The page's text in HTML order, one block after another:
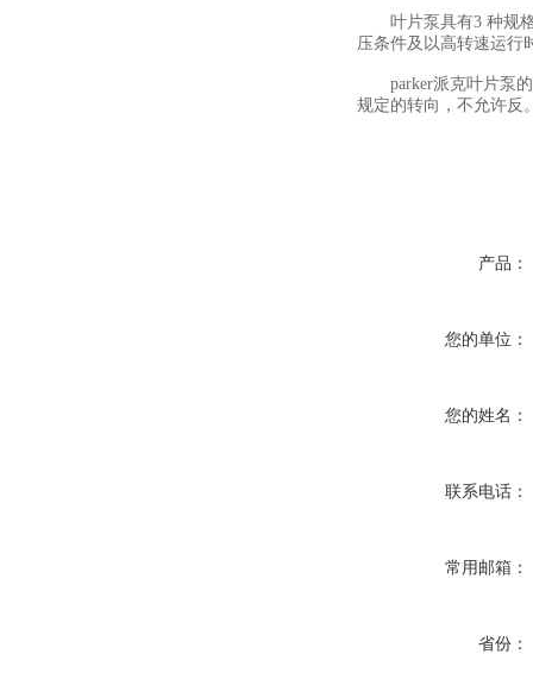
叶片泵具有3 种规格
压条件及以高转速运行
parker派克叶片泵的
规定的转向，不允许反
产品：
您的单位：
您的姓名：
联系电话：
常用邮箱：
省份：